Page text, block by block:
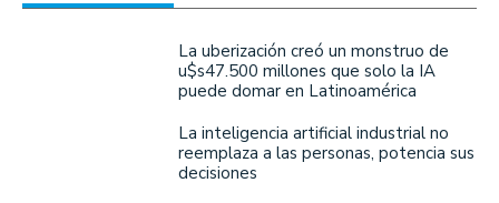
La uberización creó un monstruo de
u$s47.500 millones que solo la IA
puede domar en Latinoamérica
La inteligencia artificial industrial no
reemplaza a las personas, potencia sus
decisiones